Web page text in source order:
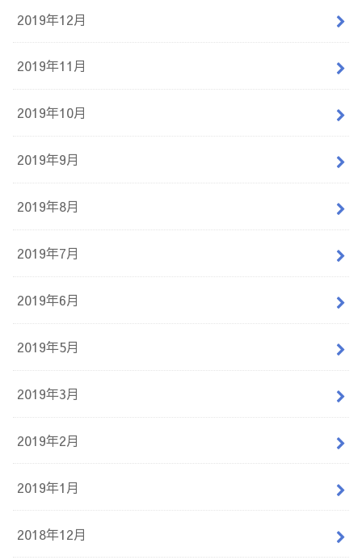
2019年12月
2019年11月
2019年10月
2019年9月
2019年8月
2019年7月
2019年6月
2019年5月
2019年3月
2019年2月
2019年1月
2018年12月